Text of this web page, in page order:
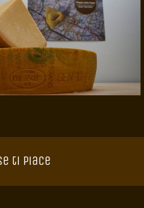
ti piace